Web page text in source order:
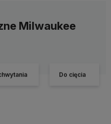
Milwaukee
Do cięcia